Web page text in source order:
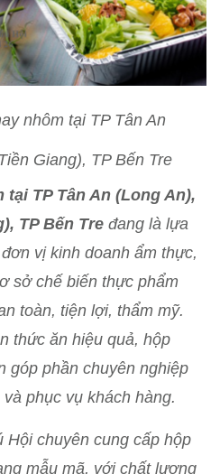
nhôm tại TP Tân An
Giang), TP Bến Tre
TP Tân An (Long An),
TP Bến Tre đang là lựa
vị kinh doanh ẩm thực,
sở chế biến thực phẩm
toàn, tiện lợi, thẩm mỹ.
thức ăn hiệu quả, hộp
góp phần chuyên nghiệp
phục vụ khách hàng.
Hội chuyên cung cấp hộp
mẫu mã, với chất lượng